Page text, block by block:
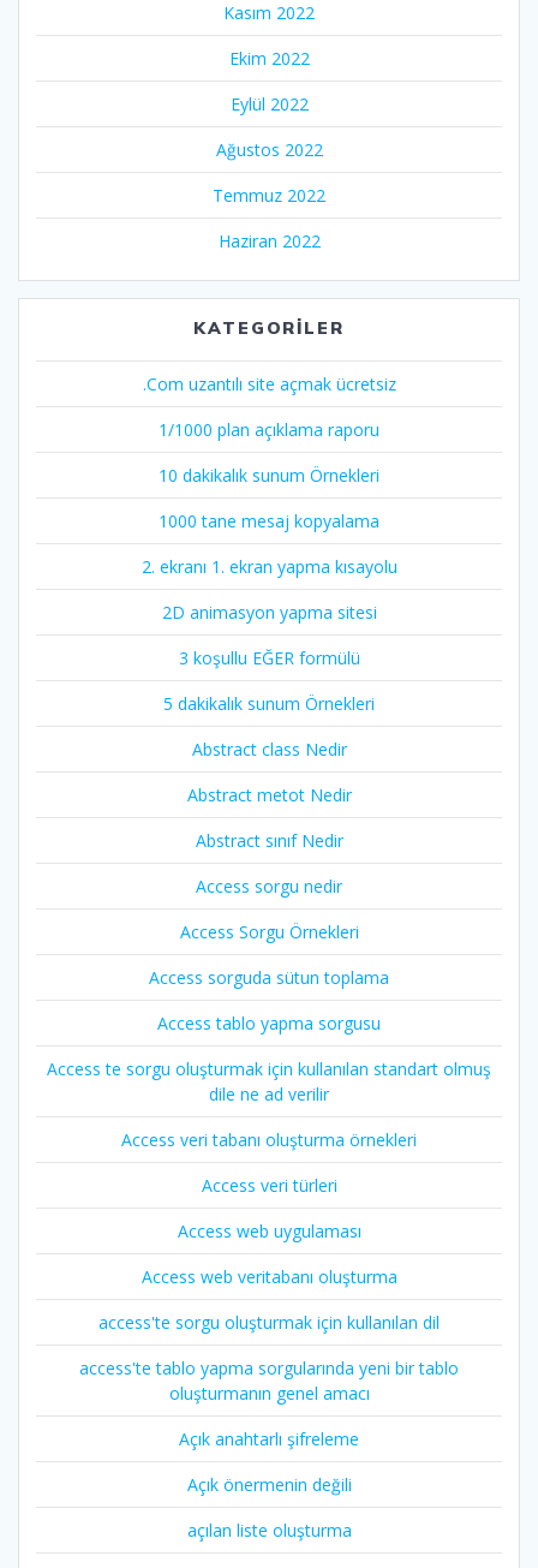
Kasım 2022
Ekim 2022
Eylül 2022
Ağustos 2022
Temmuz 2022
Haziran 2022
KATEGORILER
.Com uzantılı site açmak ücretsiz
1/1000 plan açıklama raporu
10 dakikalık sunum Örnekleri
1000 tane mesaj kopyalama
2. ekranı 1. ekran yapma kısayolu
2D animasyon yapma sitesi
3 koşullu EĞER formülü
5 dakikalık sunum Örnekleri
Abstract class Nedir
Abstract metot Nedir
Abstract sınıf Nedir
Access sorgu nedir
Access Sorgu Örnekleri
Access sorguda sütun toplama
Access tablo yapma sorgusu
Access te sorgu oluşturmak için kullanılan standart olmuş
dile ne ad verilir
Access veri tabanı oluşturma örnekleri
Access veri türleri
Access web uygulaması
Access web veritabanı oluşturma
access'te sorgu oluşturmak için kullanılan dil
access'te tablo yapma sorgularında yeni bir tablo
oluşturmanın genel amacı
Açık anahtarlı şifreleme
Açık önermenin değili
açılan liste oluşturma